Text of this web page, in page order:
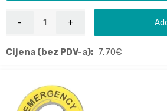
Cijena (bez PDV-a): 7,70€